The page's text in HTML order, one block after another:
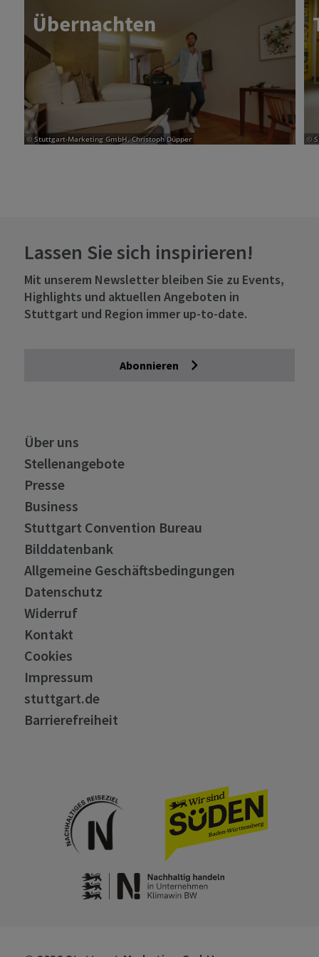
© Stuttgart-Marketing GmbH, Christoph Düpper
Über­nach­ten
©
Lassen Sie sich inspirieren!
Mit unserem Newsletter bleiben Sie zu Events,
Highlights und aktuellen Angeboten in
Stuttgart und Region immer up-to-date.
Abonnieren
Über uns
Stellenangebote
Presse
Business
Stuttgart Convention Bureau
Bilddatenbank
Allgemeine Geschäftsbedingungen
Datenschutz
Widerruf
Kontakt
Cookies
Impressum
stuttgart.de
Barrierefreiheit